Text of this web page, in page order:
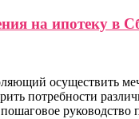
на ипотеку в
осуществить
потребности